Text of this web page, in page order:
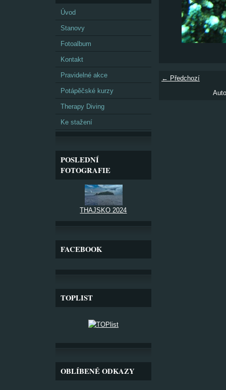
Úvod
Stanovy
Fotoalbum
Kontakt
Pravidelné akce
Potápěčské kurzy
Therapy Diving
Ke stažení
POSLEDNÍ
FOTOGRAFIE
THAJSKO 2024
FACEBOOK
TOPLIST
OBLÍBENÉ ODKAZY
← Předchozí